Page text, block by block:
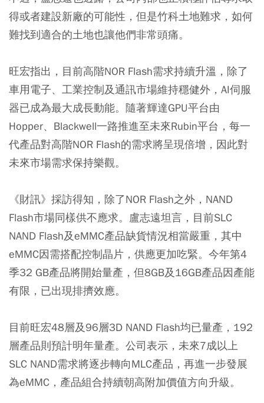
得或者建設新廠的可能性，但是竹科土地難求，如何
難找到適合的土地也讓他們非常頭痛。
旺宏指出，目前高階NOR Flash需求持續升溫，除了
車用電子、工業控制及通訊市場維持穩健外，AI伺服
器已成為最大成長動能。隨著輝達GPU平台由
Hopper、Blackwell一路推進至未來Rubin平台，每一
代產品對高階NOR Flash的需求將呈現倍增，因此對
未來市場需求保持樂觀。
《財訊》採訪得知，除了NOR Flash之外，NAND
Flash市場同樣供不應求。盧志遠坦言，目前SLC
NAND Flash及eMMC產品缺貨情況相當嚴重，其中
eMMC因需搭配控制晶片，供應更加吃緊。今年第4
季32 GB產品將開始量產，但8GB及16GB產品因產能
有限，已出現排擠效應。
目前旺宏48層及96層3D NAND Flash均已量產，192
層產品則預計明年量產。公司表示，未來7成以上
SLC NAND需求將逐步轉向MLC產品，再進一步發展
為eMMC，產品組合持續朝高附加價值方向升級。